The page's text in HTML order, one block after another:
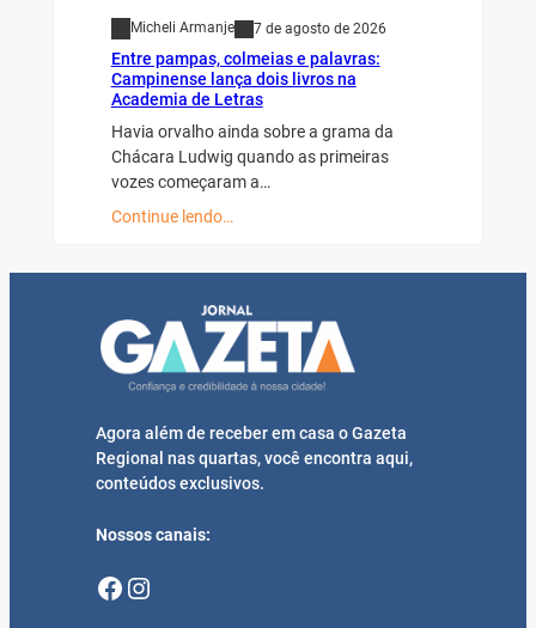
Micheli Armanje 7 de agosto de 2026
Entre pampas, colmeias e palavras:
Campinense lança dois livros na
Academia de Letras
Havia orvalho ainda sobre a grama da
Chácara Ludwig quando as primeiras
vozes começaram a…
Continue lendo…
Agora além de receber em casa o Gazeta
Regional nas quartas, você encontra aqui,
conteúdos exclusivos.
Nossos canais:
Facebook Instagram